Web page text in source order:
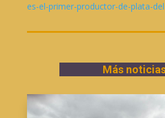
es-el-primer-productor-de-plata-
Más